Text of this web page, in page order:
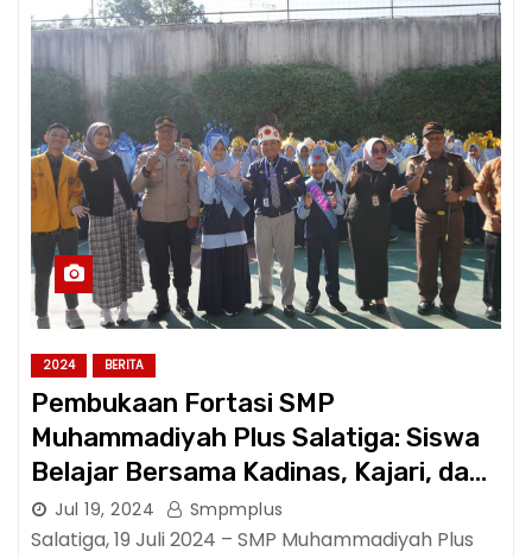
2024 BERITA
Pembukaan Fortasi SMP
Muhammadiyah Plus Salatiga: Siswa
Belajar Bersama Kadinas, Kajari, dan
Kapolres
Jul 19, 2024 Smpmplus
Salatiga, 19 Juli 2024 – SMP Muhammadiyah Plus